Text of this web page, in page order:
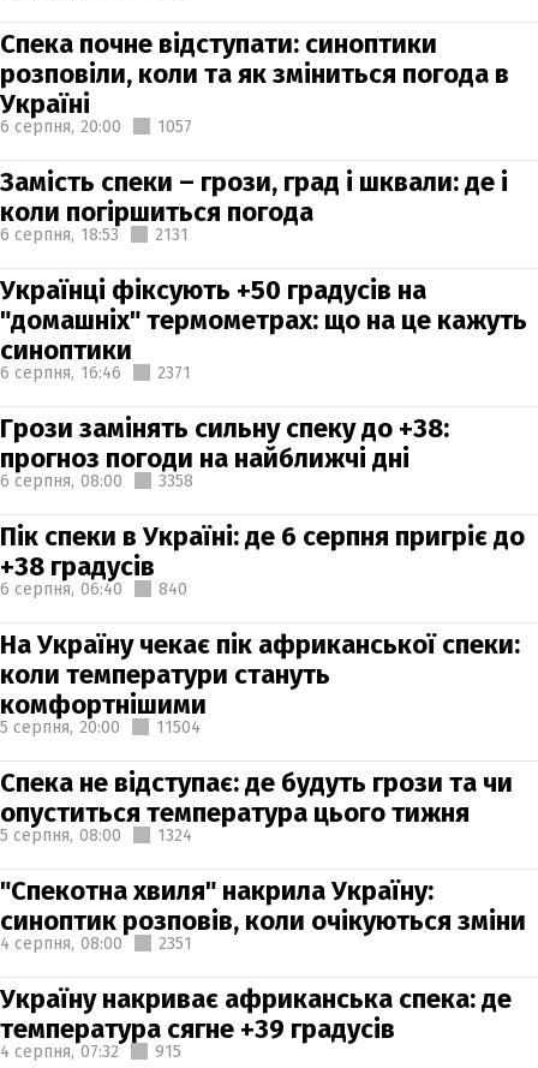
Спека почне відступати: синоптики
розповіли, коли та як зміниться погода в
Україні
6 серпня, 20:00 1057
Замість спеки – грози, град і шквали: де і
коли погіршиться погода
6 серпня, 18:53 2131
Українці фіксують +50 градусів на
"домашніх" термометрах: що на це кажуть
синоптики
6 серпня, 16:46 2371
Грози замінять сильну спеку до +38:
прогноз погоди на найближчі дні
6 серпня, 08:00 3358
Пік спеки в Україні: де 6 серпня пригріє до
+38 градусів
6 серпня, 06:40 840
На Україну чекає пік африканської спеки:
коли температури стануть
комфортнішими
5 серпня, 20:00 11504
Спека не відступає: де будуть грози та чи
опуститься температура цього тижня
5 серпня, 08:00 1324
"Спекотна хвиля" накрила Україну:
синоптик розповів, коли очікуються зміни
4 серпня, 08:00 2351
Україну накриває африканська спека: де
температура сягне +39 градусів
4 серпня, 07:32 915